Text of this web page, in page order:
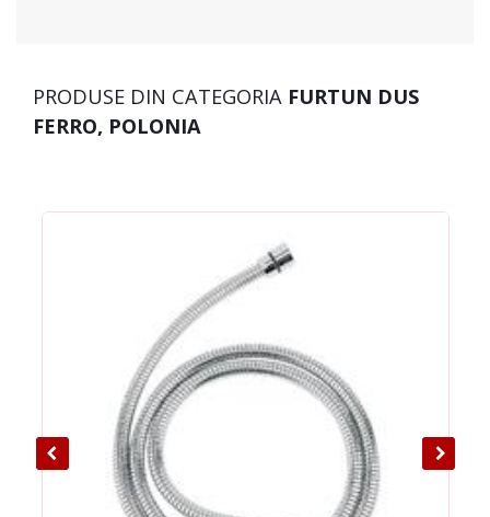
PRODUSE DIN CATEGORIA FURTUN DUS
FERRO, POLONIA